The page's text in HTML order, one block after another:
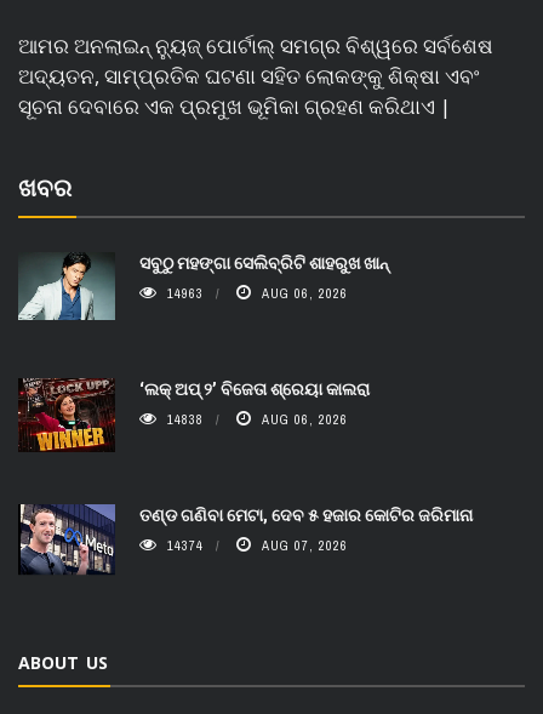
ଆମର ଅନଲାଇନ୍ ନ୍ୟୁଜ୍ ପୋର୍ଟାଲ୍ ସମଗ୍ର ବିଶ୍ୱରେ ସର୍ବଶେଷ
ଅଦ୍ୟତନ, ସାମ୍ପ୍ରତିକ ଘଟଣା ସହିତ ଲୋକଙ୍କୁ ଶିକ୍ଷା ଏବଂ
ସୂଚନା ଦେବାରେ ଏକ ପ୍ରମୁଖ ଭୂମିକା ଗ୍ରହଣ କରିଥାଏ |
ଖବର
ସବୁଠୁ ମହଙ୍ଗା ସେଲିବ୍ରିଟି ଶାହରୁଖ ଖାନ୍
14963 AUG 06, 2026
‘ଲକ୍ ଅପ୍ ୨’ ବିଜେତା ଶ୍ରେୟା କାଲରା
14838 AUG 06, 2026
ତଣ୍ଡ ଗଣିବା ମେଟା, ଦେବ ୫ ହଜାର କୋଟିର ଜରିମାନା
14374 AUG 07, 2026
ABOUT US